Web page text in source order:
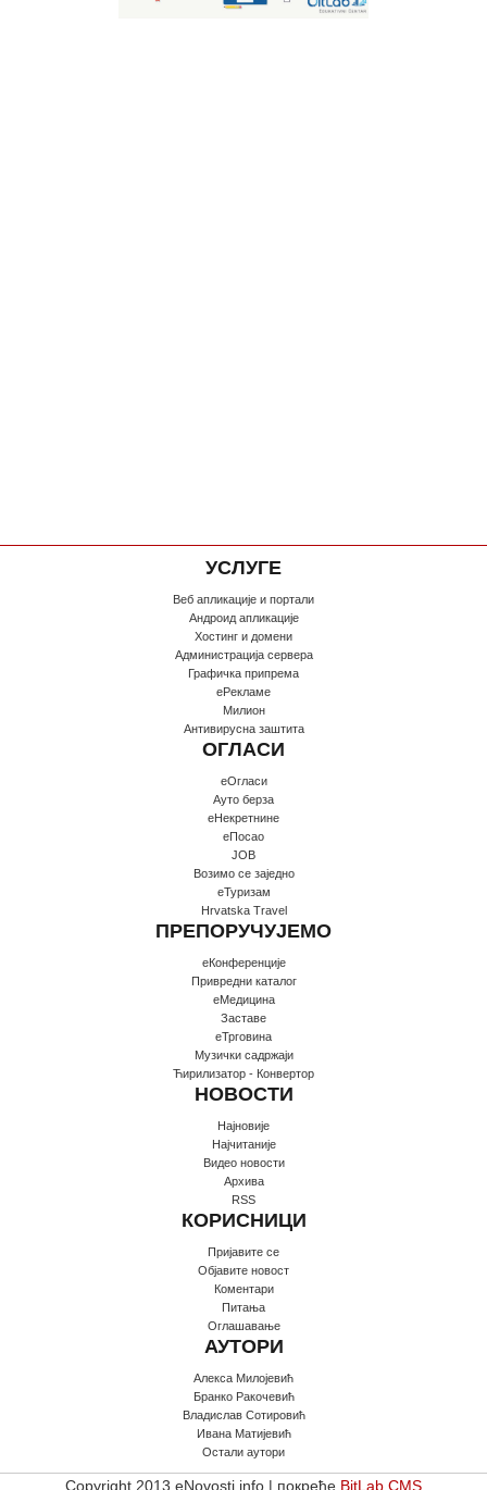
УСЛУГЕ
Веб апликације и портали
Андроид апликације
Хостинг и домени
Администрација сервера
Графичка припрема
еРекламе
Милион
Антивирусна заштита
ОГЛАСИ
еОгласи
Ауто берза
еНекретнине
еПосао
JOB
Возимо се заједно
еТуризам
Hrvatska Travel
ПРЕПОРУЧУЈЕМО
еКонференције
Привредни каталог
еМедицина
Заставе
еТрговина
Музички садржаји
Ћирилизатор - Конвертор
НОВОСТИ
Најновије
Најчитаније
Видео новости
Архива
RSS
КОРИСНИЦИ
Пријавите се
Oбјавите новост
Коментари
Питања
Оглашавање
АУТОРИ
Алекса Милојевић
Бранко Ракочевић
Владислав Сотировић
Ивана Матијевић
Остали аутори
Copyright 2013 eNovosti.info | покреће BitLab CMS